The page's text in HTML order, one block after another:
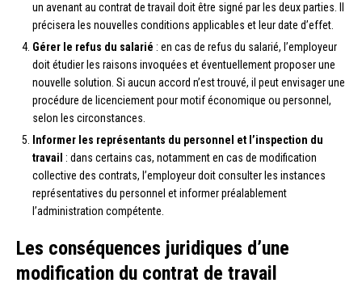
un avenant au contrat de travail doit être signé par les deux parties. Il
précisera les nouvelles conditions applicables et leur date d’effet.
Gérer le refus du salarié : en cas de refus du salarié, l’employeur
doit étudier les raisons invoquées et éventuellement proposer une
nouvelle solution. Si aucun accord n’est trouvé, il peut envisager une
procédure de licenciement pour motif économique ou personnel,
selon les circonstances.
Informer les représentants du personnel et l’inspection du
travail : dans certains cas, notamment en cas de modification
collective des contrats, l’employeur doit consulter les instances
représentatives du personnel et informer préalablement
l’administration compétente.
Les conséquences juridiques d’une
modification du contrat de travail